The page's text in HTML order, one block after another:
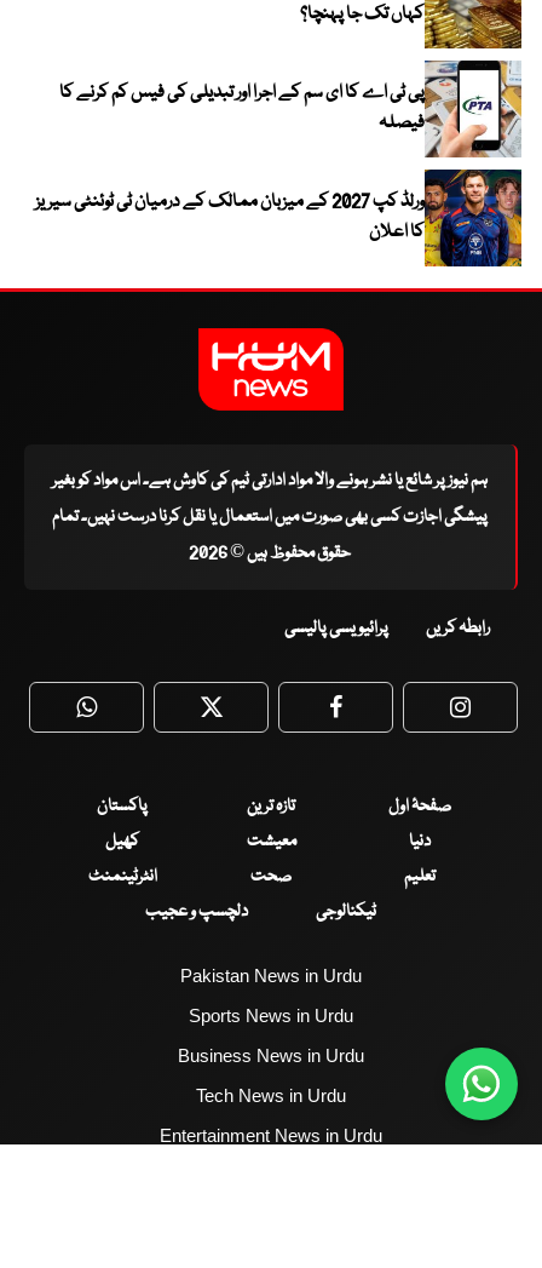
کہاں تک جا پہنچا؟
پی ٹی اے کا ای سم کے اجرا اور تبدیلی کی فیس کم کرنے کا
فیصلہ
ورلڈ کپ 2027 کے میزبان ممالک کے درمیان ٹی ٹوئنٹی سیریز
کا اعلان
ہم نیوز پر شائع یا نشر ہونے والا مواد ادارتی ٹیم کی کاوش ہے۔ اس مواد کو بغیر
پیشگی اجازت کسی بھی صورت میں استعمال یا نقل کرنا درست نہیں۔ تمام
حقوق محفوظ ہیں © 2026
رابطہ کریں پرائیویسی پالیسی
WhatsApp Twitter Facebook
صفحۂ اول تازہ ترین
پاکستان
دنیا
معیشت
کھیل
تعلیم
صحت
انٹرٹینمنٹ
ٹیکنالوجی
دلچسپ و عجیب
Pakistan News in Urdu
Sports News in Urdu
Business News in Urdu
Tech News in Urdu
Entertainment News in Urdu